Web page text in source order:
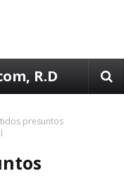
R.D
presuntos